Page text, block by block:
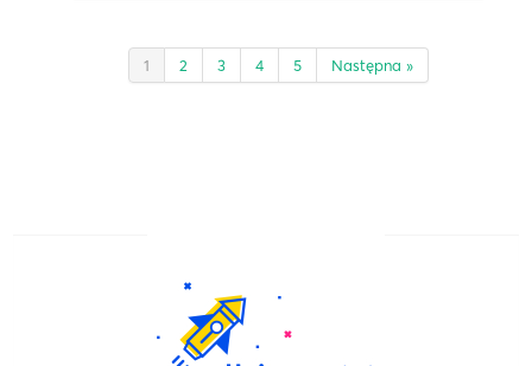
1 2 3 4 5 Następna »